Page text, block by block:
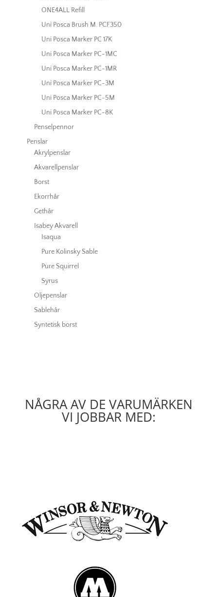
ONE4ALL Refill
Uni Posca Brush M. PCF350
Uni Posca Marker PC 17K
Uni Posca Marker PC-1MC
Uni Posca Marker PC-1MR
Uni Posca Marker PC-3M
Uni Posca Marker PC-5M
Uni Posca Marker PC-8K
Penselpennor
Penslar
Akrylpenslar
Akvarellpenslar
Borst
Ekorrhår
Gethår
Isabey Akvarell
Isaqua
Pure Kolinsky Sable
Pure Squirrel
Syrus
Oljepenslar
Sablehår
Syntetisk borst
NÅGRA AV DE VARUMÄRKEN
VI JOBBAR MED: